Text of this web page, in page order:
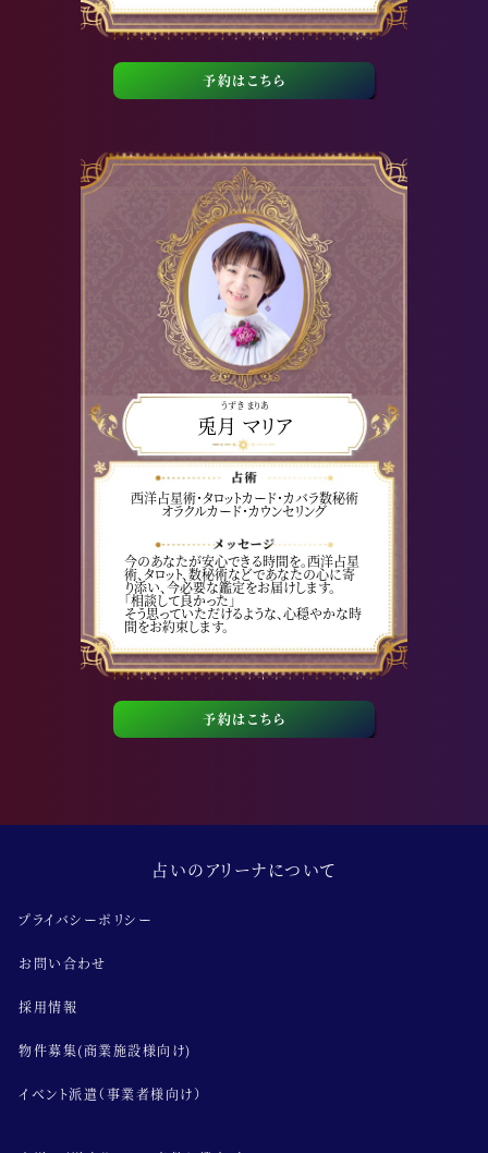
予約はこちら
うずき まりあ
兎月 マリア
西洋占星術・タロットカード・カバラ数秘術
オラクルカード・カウンセリング
今のあなたが安心できる時間を。西洋占星
術、タロット、数秘術などであなたの心に寄
り添い、今必要な鑑定をお届けします。
「相談して良かった」
そう思っていただけるような、心穏やかな時
間をお約束します。
予約はこちら
占いのアリーナについて
プライバシーポリシー
お問い合わせ
採用情報
物件募集(商業施設様向け)
イベント派遣（事業者様向け）